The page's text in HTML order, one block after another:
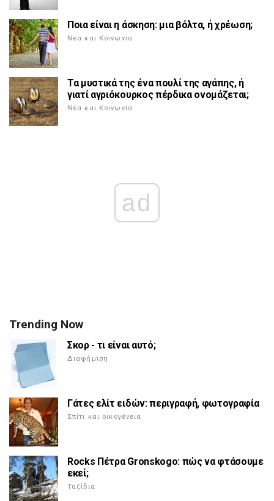
Ποια είναι η άσκηση: μια βόλτα, ή χρέωση;
Νέα και Κοινωνία
Τα μυστικά της ένα πουλί της αγάπης, ή
γιατί αγριόκουρκος πέρδικα ονομάζεται;
Νέα και Κοινωνία
ad
Trending Now
Σκορ - τι είναι αυτό;
Διαφήμιση
Γάτες ελίτ ειδών: περιγραφή, φωτογραφία
Σπίτι και οικογένεια
Rocks Πέτρα Gronskogo: πώς να φτάσουμε
εκεί;
Ταξίδια